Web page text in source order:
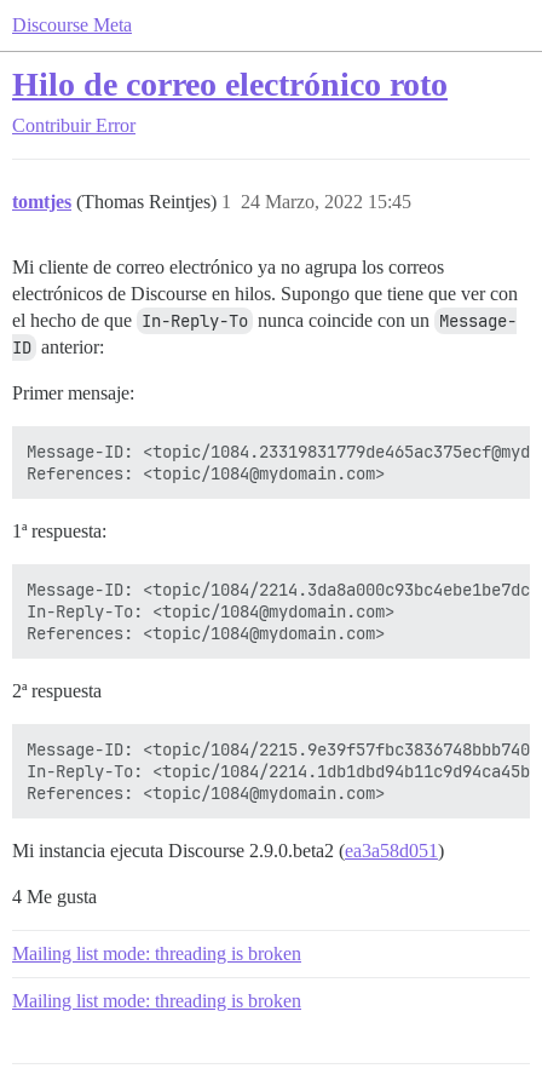
Discourse Meta
Hilo de correo electrónico roto
Contribuir Error
tomtjes (Thomas Reintjes) 24 Marzo, 2022 15:45
1
Mi cliente de correo electrónico ya no agrupa los correos
electrónicos de Discourse en hilos. Supongo que tiene que ver con
el hecho de que In-Reply-To nunca coincide con un Message-
ID anterior:
Primer mensaje:
Message-ID: <topic/
1ª respuesta:
Message-ID: <topic/1084/
In-Reply-To: <topic/1084@mydomain.com>
2ª respuesta
Message-ID: <topic/1084/
In-Reply-To: <topic/1084/
Mi instancia ejecuta Discourse 2.9.0.beta2 (ea3a58d051)
4 Me gusta
Mailing list mode: threading is broken
Mailing list mode: threading is broken